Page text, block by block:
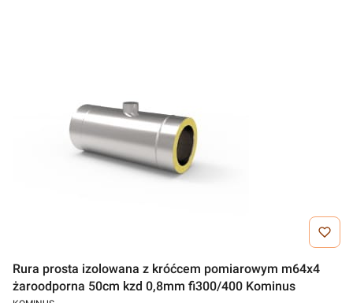
Rura prosta izolowana z króćcem pomiarowym m64x4
żaroodporna 50cm kzd 0,8mm fi300/400 Kominus